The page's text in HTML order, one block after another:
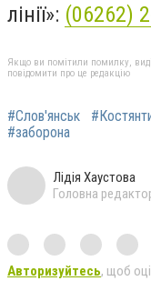
лінії»: (06262)
Якщо ви помітили помилку,
повідомити про це редакцію
#Слов'янськ
#заборона
Лідія Хаустова
Головна
Авторизуйтесь, щоб